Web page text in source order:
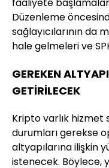
faaliyete
Düzenleme
sağlayıcılarının
hale gelmeleri ve
GEREKEN
GETİRİLECEK
Kripto varlık hizmet
durumları gerekse
altyapılarına ilişkin
istenecek. Böylece,